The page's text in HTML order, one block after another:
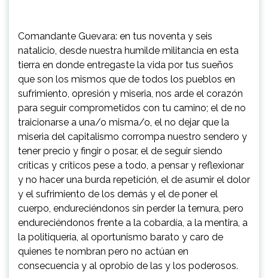
Comandante Guevara: en tus noventa y seis
natalicio, desde nuestra humilde militancia en esta
tierra en donde entregaste la vida por tus sueños
que son los mismos que de todos los pueblos en
sufrimiento, opresión y miseria, nos arde el corazón
para seguir comprometidos con tu camino; el de no
traicionarse a una/o misma/o, el no dejar que la
miseria del capitalismo corrompa nuestro sendero y
tener precio y fingir o posar, el de seguir siendo
críticas y críticos pese a todo, a pensar y reflexionar
y no hacer una burda repetición, el de asumir el dolor
y el sufrimiento de los demás y el de poner el
cuerpo, endureciéndonos sin perder la ternura, pero
endureciéndonos frente a la cobardía, a la mentira, a
la politiquería, al oportunismo barato y caro de
quienes te nombran pero no actúan en
consecuencia y al oprobio de las y los poderosos.